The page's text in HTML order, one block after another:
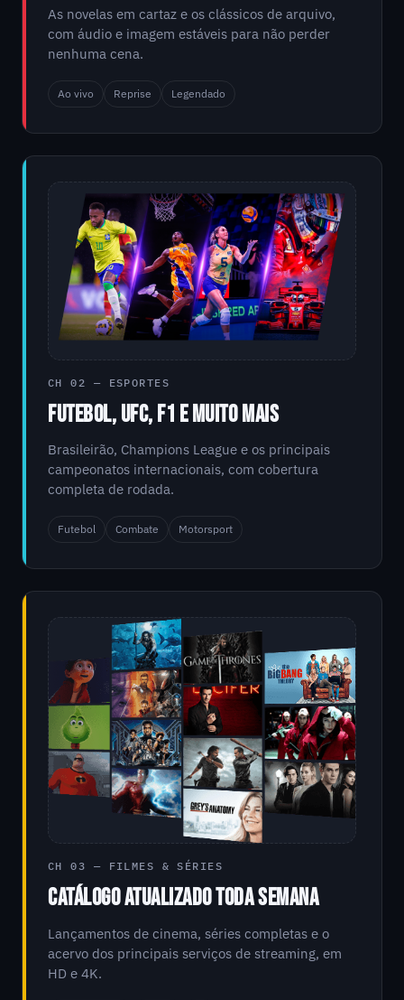
As novelas em cartaz e os clássicos de arquivo,
com áudio e imagem estáveis para não perder
nenhuma cena.
Ao vivo Reprise Legendado
CH 02 — ESPORTES
FUTEBOL, UFC, F1 E MUITO MAIS
Brasileirão, Champions League e os principais
campeonatos internacionais, com cobertura
completa de rodada.
Futebol Combate Motorsport
CH 03 — FILMES & SÉRIES
CATÁLOGO ATUALIZADO TODA SEMANA
Lançamentos de cinema, séries completas e o
acervo dos principais serviços de streaming, em
HD e 4K.